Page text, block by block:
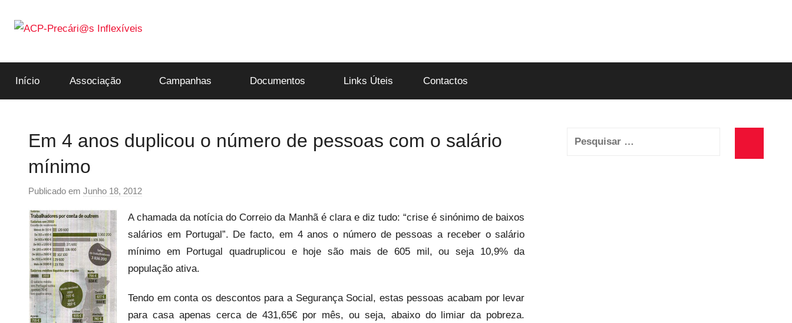
para
ACP-
Precári@s
Início Associação Campanhas Documentos Links Úteis Contactos
Em 4 anos duplicou o número de pessoas com o salário
mínimo
Publicado em Junho 18, 2012
r
p
r
e
a
r
A chamada da notícia do Correio da Manhã é clara e diz tudo: “crise é sinónimo de baixos
salários em Portugal”. De facto, em 4 anos o número de pessoas a receber o salário
mínimo em Portugal quadruplicou e hoje são mais de 605 mil, ou seja 10,9% da
população ativa.
Tendo em conta os descontos para a Segurança Social, estas pessoas acabam por levar
para casa apenas cerca de 431,65€ por mês, ou seja, abaixo do limiar da pobreza.
Pesquisar